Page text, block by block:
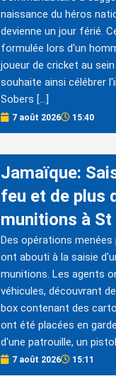
naissance du héros
devienne un jour férié.
formulée lors d'un
joueur de cricket au
souhaite ainsi célébrer
Sobers […]
7 août 2026 15:40
Jamaïque:
feu et de plus
munitions à
Des opérations
ont abouti à la saisie
munitions. Les agents
véhicules, découvrant
box contenant des
ont été placées en
d'une patrouille, un
7 août 2026 15:11